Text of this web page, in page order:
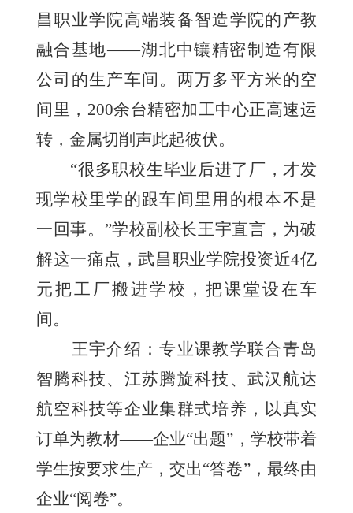
昌职业学院高端装备智造学院的产教
融合基地——湖北中镶精密制造有限
公司的生产车间。两万多平方米的空
间里，200余台精密加工中心正高速运
转，金属切削声此起彼伏。
“很多职校生毕业后进了厂，才发
现学校里学的跟车间里用的根本不是
一回事。”学校副校长王宇直言，为破
解这一痛点，武昌职业学院投资近4亿
元把工厂搬进学校，把课堂设在车
间。
王宇介绍：专业课教学联合青岛
智腾科技、江苏腾旋科技、武汉航达
航空科技等企业集群式培养，以真实
订单为教材——企业“出题”，学校带着
学生按要求生产，交出“答卷”，最终由
企业“阅卷”。